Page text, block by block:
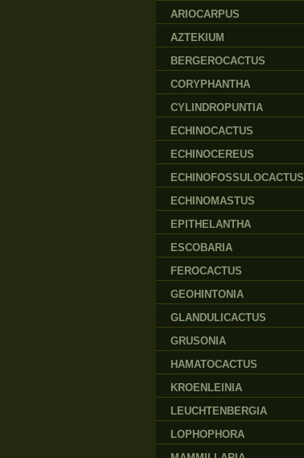
ARIOCARPUS
AZTEKIUM
BERGEROCACTUS
CORYPHANTHA
CYLINDROPUNTIA
ECHINOCACTUS
ECHINOCEREUS
ECHINOFOSSULOCACTUS
ECHINOMASTUS
EPITHELANTHA
ESCOBARIA
FEROCACTUS
GEOHINTONIA
GLANDULICACTUS
GRUSONIA
HAMATOCACTUS
KROENLEINIA
LEUCHTENBERGIA
LOPHOPHORA